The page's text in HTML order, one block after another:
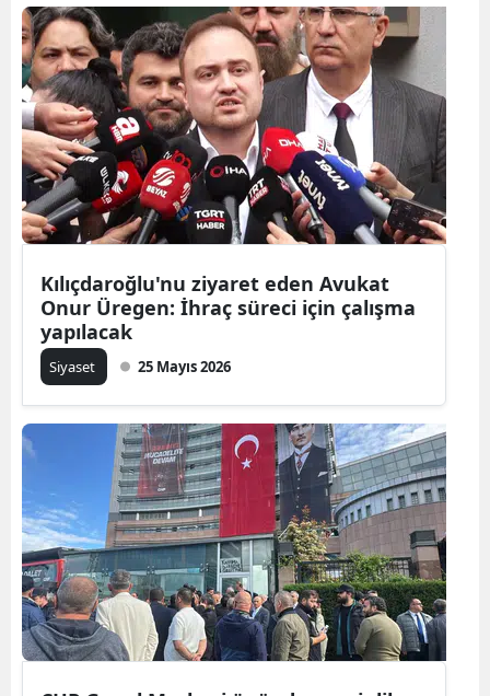
Kılıçdaroğlu'nu ziyaret eden Avukat
Onur Üregen: İhraç süreci için çalışma
yapılacak
Siyaset 25 Mayıs 2026